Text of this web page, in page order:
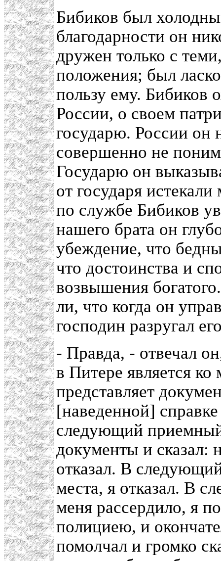
Бибиков был
благодарности он
дружен только с
положения; был
пользу ему. Бибиков
России, о своем
государю. России он
совершенно не
Государю он
от государя
по службе Бибиков
нашего брата он
убеждение, что
что достоинства и
возвышения
ли, что когда он
господин разругал
- Правда, - отвечал
в Питере является
представляет
[наведенной]
следующий
документы и сказал:
отказал. В
места, я отказал. В
меня рассердило, я
полициею, и
помолчал и громко